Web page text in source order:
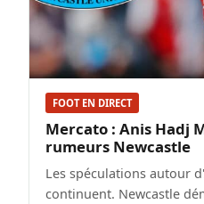
FOOT EN DIRECT
Mercato : Anis Hadj
rumeurs Newcastle
Les spéculations autour
continuent. Newcastle